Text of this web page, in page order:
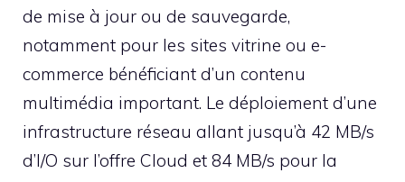
de mise à jour ou de sauvegarde,
notamment pour les sites vitrine ou e-
commerce bénéficiant d’un contenu
multimédia important. Le déploiement d’une
infrastructure réseau allant jusqu’à 42 MB/s
d’I/O sur l’offre Cloud et 84 MB/s pour la